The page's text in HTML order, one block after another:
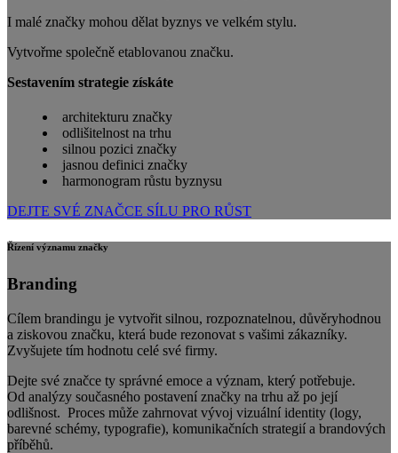
I malé značky mohou dělat byznys ve velkém stylu.
Vytvořme společně etablovanou značku.
Sestavením strategie získáte
architekturu značky
odlišitelnost na trhu
silnou pozici značky
jasnou definici značky
harmonogram růstu byznysu
DEJTE SVÉ ZNAČCE SÍLU PRO RŮST
Řízení významu značky
Branding
Cílem brandingu je vytvořit silnou, rozpoznatelnou, důvěryhodnou
a ziskovou značku, která bude rezonovat s vašimi zákazníky.
Zvyšujete tím hodnotu celé své firmy.
Dejte své značce ty správné emoce a význam, který potřebuje.
Od analýzy současného postavení značky na trhu až po její
odlišnost. Proces může zahrnovat vývoj vizuální identity (logy,
barevné schémy, typografie), komunikačních strategií a brandových
příběhů.